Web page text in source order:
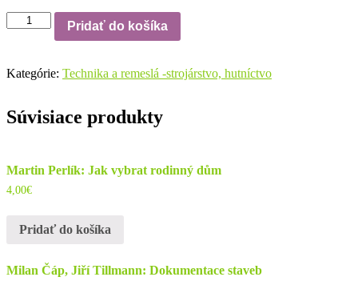
množstvo
A.
Pomeďovanie
Pridať do košíka
Kategórie: Technika a remeslá -strojárstvo, hutníctvo
Súvisiace produkty
Martin Perlík: Jak vybrat rodinný dům
4,00€
Pridať do košíka
Milan Čáp, Jiří Tillmann: Dokumentace staveb